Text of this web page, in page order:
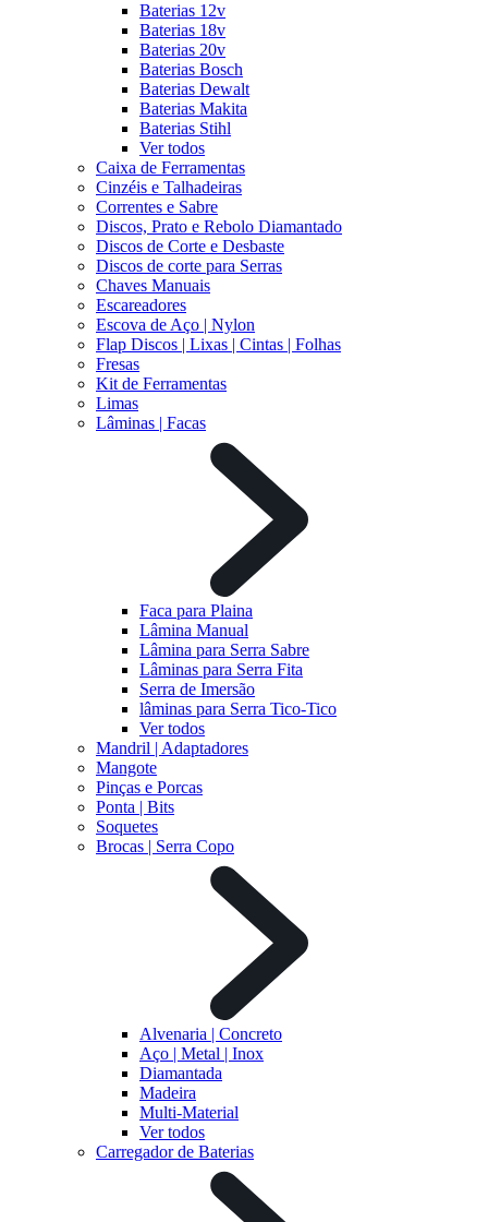
Baterias 12v
Baterias 18v
Baterias 20v
Baterias Bosch
Baterias Dewalt
Baterias Makita
Baterias Stihl
Ver todos
Caixa de Ferramentas
Cinzéis e Talhadeiras
Correntes e Sabre
Discos, Prato e Rebolo Diamantado
Discos de Corte e Desbaste
Discos de corte para Serras
Chaves Manuais
Escareadores
Escova de Aço | Nylon
Flap Discos | Lixas | Cintas | Folhas
Fresas
Kit de Ferramentas
Limas
Lâminas | Facas
Faca para Plaina
Lâmina Manual
Lâmina para Serra Sabre
Lâminas para Serra Fita
Serra de Imersão
lâminas para Serra Tico-Tico
Ver todos
Mandril | Adaptadores
Mangote
Pinças e Porcas
Ponta | Bits
Soquetes
Brocas | Serra Copo
Alvenaria | Concreto
Aço | Metal | Inox
Diamantada
Madeira
Multi-Material
Ver todos
Carregador de Baterias